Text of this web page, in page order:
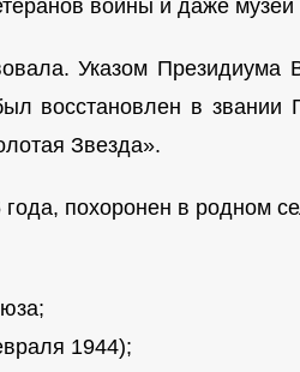
войны и даже
Указом
восстановлен в
Звезда».
похоронен в родном
1944);